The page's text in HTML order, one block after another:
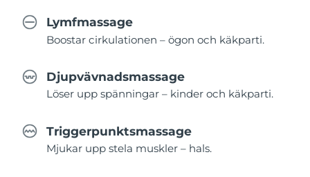
Lymfmassage
Boostar cirkulationen – ögon och käkparti.
Djupvävnadsmassage
Löser upp spänningar – kinder och käkparti.
Triggerpunktsmassage
Mjukar upp stela muskler – hals.